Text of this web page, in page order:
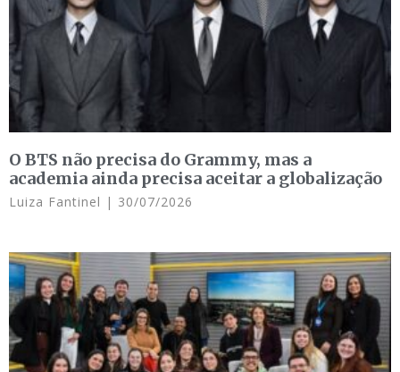
O BTS não precisa do Grammy, mas a
academia ainda precisa aceitar a globalização
Luiza Fantinel 30/07/2026